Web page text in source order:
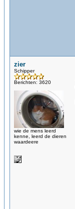
zier
Schipper
Berichten: 3620
wie de mens leerd
kenne, leerd de dieren
waardeere